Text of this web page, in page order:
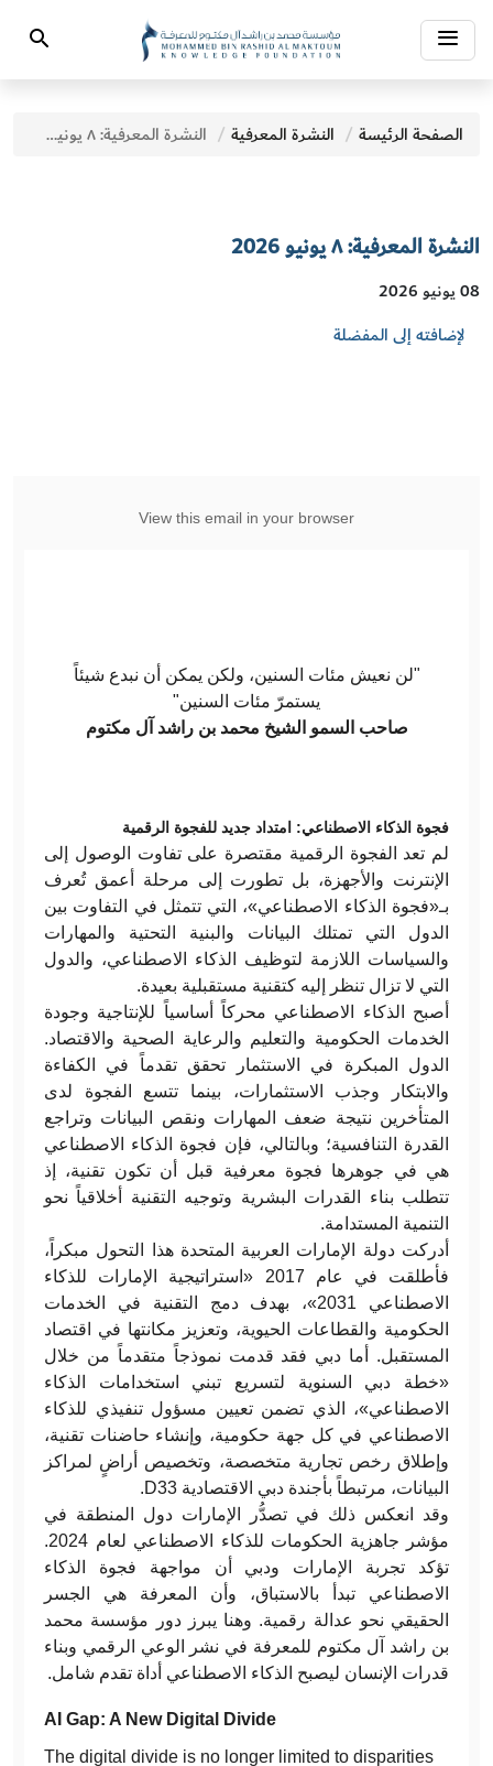
Toggle
navigation
Search
الصفحة الرئيسة النشرة المعرفية النشرة المعرفية: ٨ يونيو 2026
النشرة المعرفية: ٨ يونيو 2026
08 يونيو 2026
لإضافته إلى المفضلة
View this email in your browser
"لن نعيش مئات السنين، ولكن يمكن أن نبدع شيئاً
يستمرّ مئات السنين"
صاحب السمو الشيخ محمد بن راشد آل مكتوم
فجوة الذكاء الاصطناعي: امتداد جديد للفجوة الرقمية
لم تعد الفجوة الرقمية مقتصرة على تفاوت الوصول إلى
الإنترنت والأجهزة، بل تطورت إلى مرحلة أعمق تُعرف
بـ«فجوة الذكاء الاصطناعي»، التي تتمثل في التفاوت بين
الدول التي تمتلك البيانات والبنية التحتية والمهارات
والسياسات اللازمة لتوظيف الذكاء الاصطناعي، والدول
التي لا تزال تنظر إليه كتقنية مستقبلية بعيدة.
أصبح الذكاء الاصطناعي محركاً أساسياً للإنتاجية وجودة
الخدمات الحكومية والتعليم والرعاية الصحية والاقتصاد.
الدول المبكرة في الاستثمار تحقق تقدماً في الكفاءة
والابتكار وجذب الاستثمارات، بينما تتسع الفجوة لدى
المتأخرين نتيجة ضعف المهارات ونقص البيانات وتراجع
القدرة التنافسية؛ وبالتالي، فإن فجوة الذكاء الاصطناعي
هي في جوهرها فجوة معرفية قبل أن تكون تقنية، إذ
تتطلب بناء القدرات البشرية وتوجيه التقنية أخلاقياً نحو
التنمية المستدامة.
أدركت دولة الإمارات العربية المتحدة هذا التحول مبكراً،
فأطلقت في عام 2017 «استراتيجية الإمارات للذكاء
الاصطناعي 2031»، بهدف دمج التقنية في الخدمات
الحكومية والقطاعات الحيوية، وتعزيز مكانتها في اقتصاد
المستقبل. أما دبي فقد قدمت نموذجاً متقدماً من خلال
«خطة دبي السنوية لتسريع تبني استخدامات الذكاء
الاصطناعي»، الذي تضمن تعيين مسؤول تنفيذي للذكاء
الاصطناعي في كل جهة حكومية، وإنشاء حاضنات تقنية،
وإطلاق رخص تجارية متخصصة، وتخصيص أراضٍ لمراكز
البيانات، مرتبطاً بأجندة دبي الاقتصادية D33
.
وقد انعكس ذلك في تصدُّر الإمارات دول المنطقة في
مؤشر جاهزية الحكومات للذكاء الاصطناعي لعام 2024.
تؤكد تجربة الإمارات ودبي أن مواجهة فجوة الذكاء
الاصطناعي تبدأ بالاستباق، وأن المعرفة هي الجسر
الحقيقي نحو عدالة رقمية. وهنا يبرز دور مؤسسة محمد
بن راشد آل مكتوم للمعرفة في نشر الوعي الرقمي وبناء
قدرات الإنسان ليصبح الذكاء الاصطناعي أداة تقدم شامل.
AI Gap: A New Digital Divide
The digital divide is no longer limited to disparities